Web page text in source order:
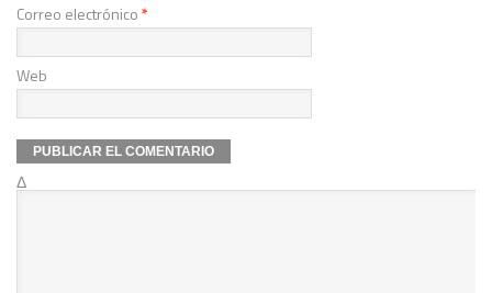
Correo electrónico*
Web
Δ